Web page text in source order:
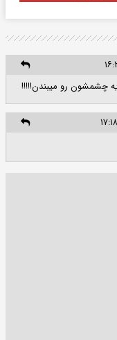
یه چشمشون رو میبندن!!!!!